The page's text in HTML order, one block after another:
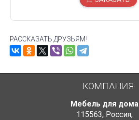
РАССКАЗАТЬ ДРУЗЬЯМ!
КОМПАНИЯ
Мебель для дома
115563, Россия,